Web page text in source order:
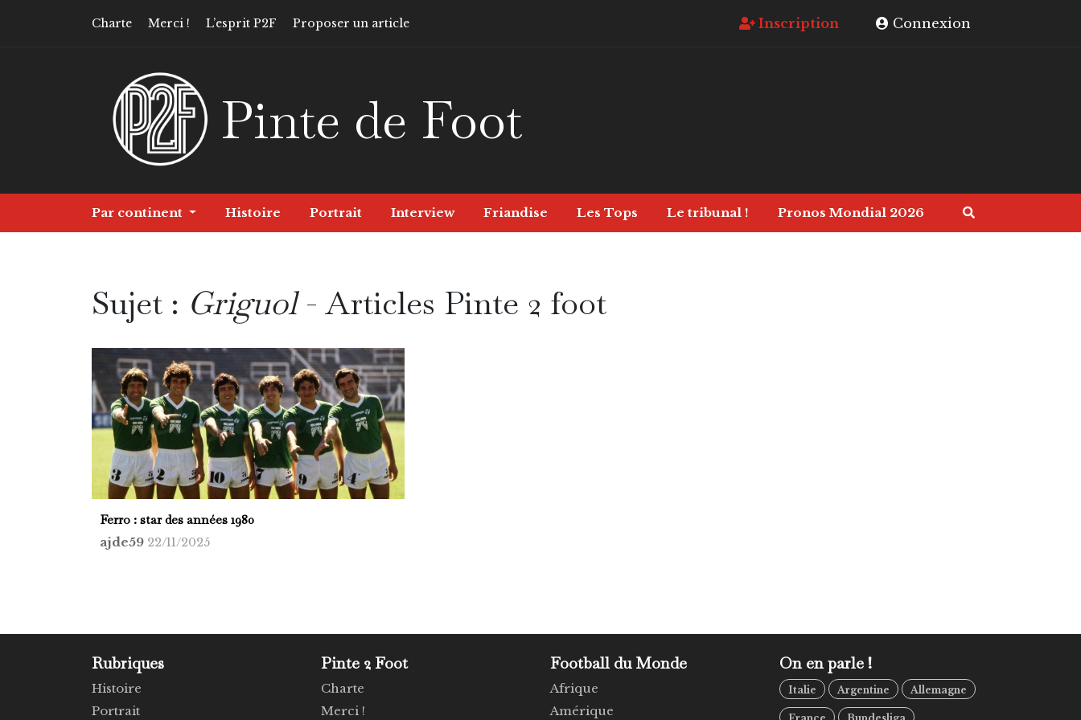
Charte Merci ! L’esprit P2F Proposer un article Inscription Connexion
Pinte de Foot
Par continent Histoire Portrait Interview Friandise Les Tops Le tribunal ! Pronos Mondial 2026
Sujet : Griguol- Articles Pinte 2 foot
Ferro : star des années 1980
ajde59 22/11/2025
Rubriques
Histoire
Portrait
Pinte 2 Foot
Charte
Merci !
Football du Monde
Afrique
Amérique
On en parle !
Italie Argentine Allemagne